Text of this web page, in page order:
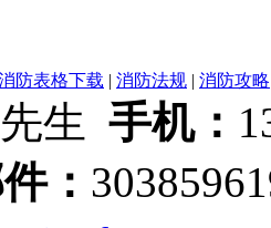
防表格下载 | 消防法规 | 消防攻略
生 手机：
：